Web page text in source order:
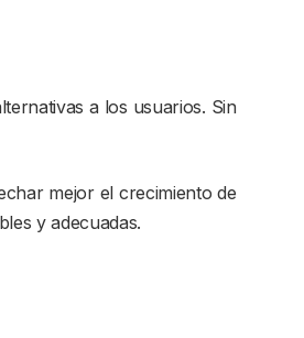
a los usuarios. Sin
mejor el crecimiento de
y adecuadas.